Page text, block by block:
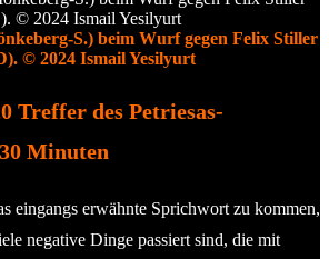
S.) beim Wurf gegen Felix Stiller
© 2024 Ismail Yesilyurt
Treffer des Petriesas-
Minuten
eingangs erwähnte Sprichwort zu kommen,
negative Dinge passiert sind, die mit